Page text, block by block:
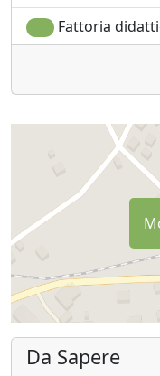
Fattoria
Da Sapere